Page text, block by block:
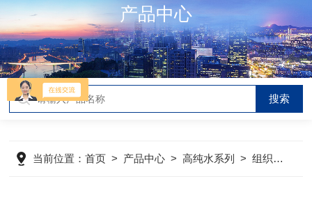
产品中心
当前位置：首页 > 产品中心 >高纯水系列 >组织培养型CT系列